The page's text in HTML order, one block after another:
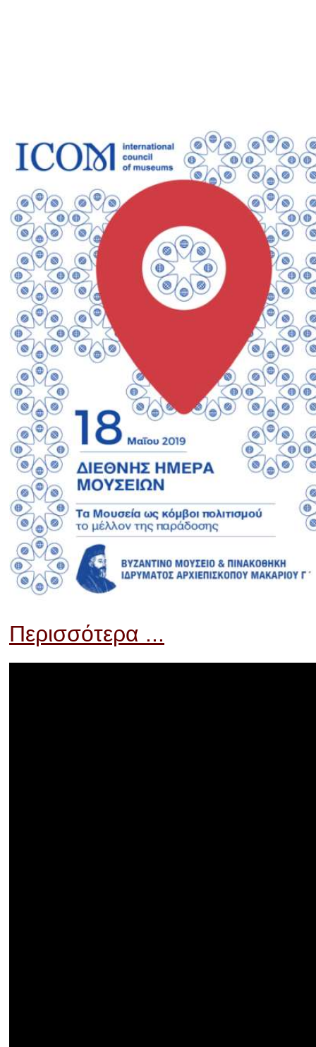
Περισσότερα ...